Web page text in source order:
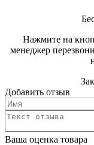
Нажмите на
менеджер
Добавить отзыв
Ваша оценка товара